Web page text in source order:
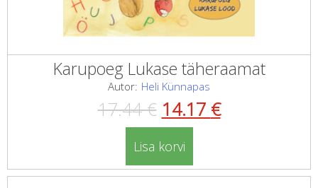
Karupoeg Lukase täheraamat
Autor: Heli Künnapas
17.44€ Algne
hind
oli:
14.17 €Current
is:
Lisa korvi